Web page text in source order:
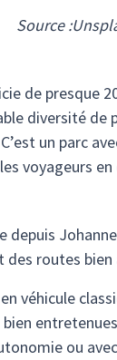
Source :
de presque
diversité de
un parc
voyageurs
depuis
des routes bien
véhicule
ou